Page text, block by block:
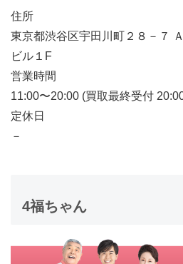
住所
東京都渋谷区宇田川町２８－７
ビル１F
営業時間
11:00〜20:00 (買取最終受付
定休日
－
4福ちゃん